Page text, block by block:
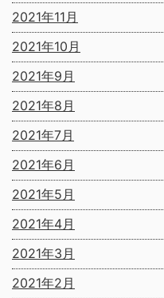
2021年11月
2021年10月
2021年9月
2021年8月
2021年7月
2021年6月
2021年5月
2021年4月
2021年3月
2021年2月